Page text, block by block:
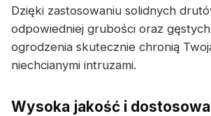
Dzięki zastosowaniu solidnych
odpowiedniej grubości oraz
ogrodzenia skutecznie chronią
niechcianymi intruzami.
Wysoka jakość i